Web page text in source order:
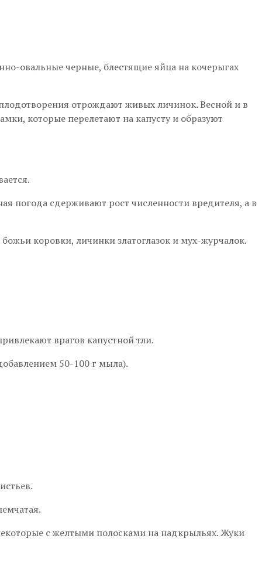
овальные черные, блестящие яйца на кочерыгах
отрождают живых личинок. Весной и в
которые перелетают на капусту и образуют
погода сдерживают рост численности вредителя, а в
коровки, личинки златоглазок и мух-журчалок.
врагов капустной тли.
50-100 г мыла).
с желтыми полосками на надкрыльях. Жуки